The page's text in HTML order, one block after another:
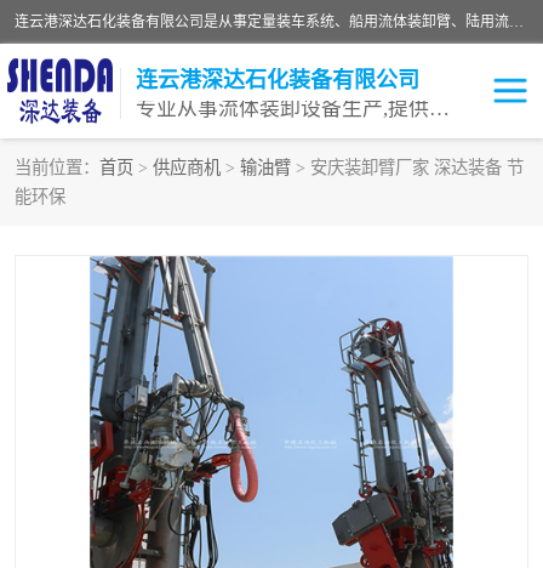
连云港深达石化装备有限公司是从事定量装车系统、船用流体装卸臂、陆用流体装卸臂（鹤管）、活动梯、钢构平台等全系列流体装卸设备的设计、制造、销售以及服务的专业供应商。公司始终以客户为中心，密切跟踪国内外油气储运及装卸设备先进技术的发展，以先进的技术、优质的产品、一流的服务，满足客户需求。
连云港深达石化装备有限公司
专业从事流体装卸设备生产,提供全面解决方案，生产与定制服务
当前位置： 首页 > 供应商机 > 输油臂 > 安庆装卸臂厂家 深达装备 节
能环保
鹤管
卸车鹤管
液氨装鹤管 潜油泵鹤管
流体装卸臂 输油臂
撬装鹤管 汽车鹤管
火车鹤管